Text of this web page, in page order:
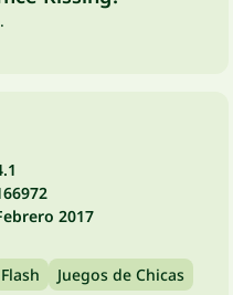
2017
Flash
Juegos de Chicas